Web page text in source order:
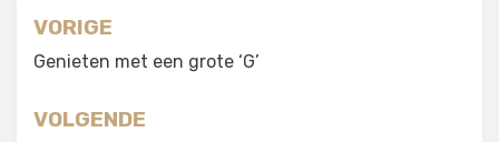
Berichtnavigatie
VORIGE
Genieten met een grote ‘G’
VOLGENDE